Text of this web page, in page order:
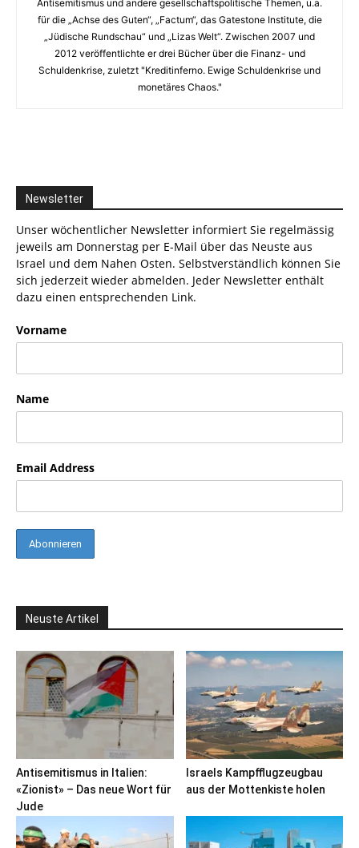
Antisemitismus und andere gesellschaftspolitische Themen, u.a.
für die „Achse des Guten“, „Factum“, das Gatestone Institute, die
„Jüdische Rundschau“ und „Lizas Welt“. Zwischen 2007 und
2012 veröffentlichte er drei Bücher über die Finanz- und
Schuldenkrise, zuletzt "Kreditinferno. Ewige Schuldenkrise und
monetäres Chaos."
Newsletter
Unser wöchentlicher Newsletter informiert Sie regelmässig
jeweils am Donnerstag per E-Mail über das Neuste aus
Israel und dem Nahen Osten. Selbstverständlich können Sie
sich jederzeit wieder abmelden. Jeder Newsletter enthält
dazu einen entsprechenden Link.
Vorname
Name
Email Address
Neuste Artikel
Antisemitismus in Italien:
«Zionist» – Das neue Wort für
Jude
Israels Kampfflugzeugbau
aus der Mottenkiste holen